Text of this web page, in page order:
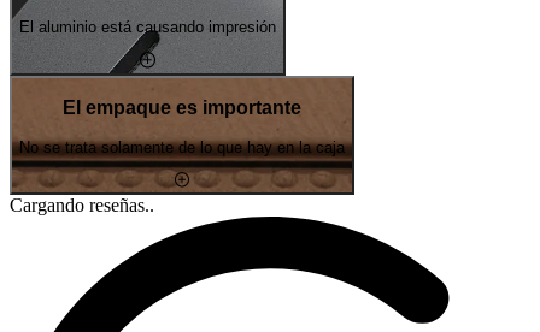
El aluminio está causando impresión
El empaque es importante
No se trata solamente de lo que hay en la caja
Cargando reseñas..